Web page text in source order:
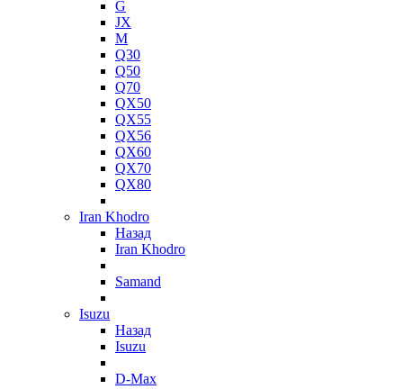
G
JX
M
Q30
Q50
Q70
QX50
QX55
QX56
QX60
QX70
QX80
Iran Khodro
Назад
Iran Khodro
Samand
Isuzu
Назад
Isuzu
D-Max